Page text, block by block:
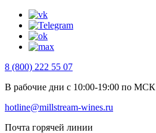
8 (800) 222 55 07
В рабочие дни с 10:00-19:00 по МСК
hotline@millstream-wines.ru
Почта горячей линии